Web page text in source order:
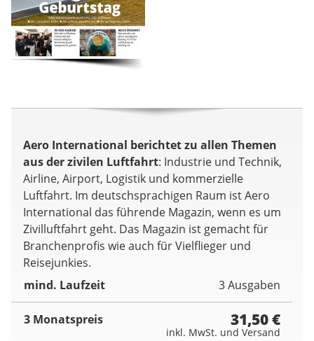
Aero International berichtet zu allen Themen
aus der zivilen Luftfahrt: Industrie und Technik,
Airline, Airport, Logistik und kommerzielle
Luftfahrt. Im deutschsprachigen Raum ist Aero
International das führende Magazin, wenn es um
Zivilluftfahrt geht. Das Magazin ist gemacht für
Branchenprofis wie auch für Vielflieger und
Reisejunkies.
mind. Laufzeit
3 Ausgaben
3 Monatspreis 31,50 €
inkl. MwSt. und Versand